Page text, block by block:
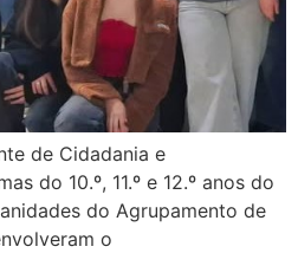
de Cidadania e
do 10.º, 11.º e 12.º anos do
do Agrupamento de
o